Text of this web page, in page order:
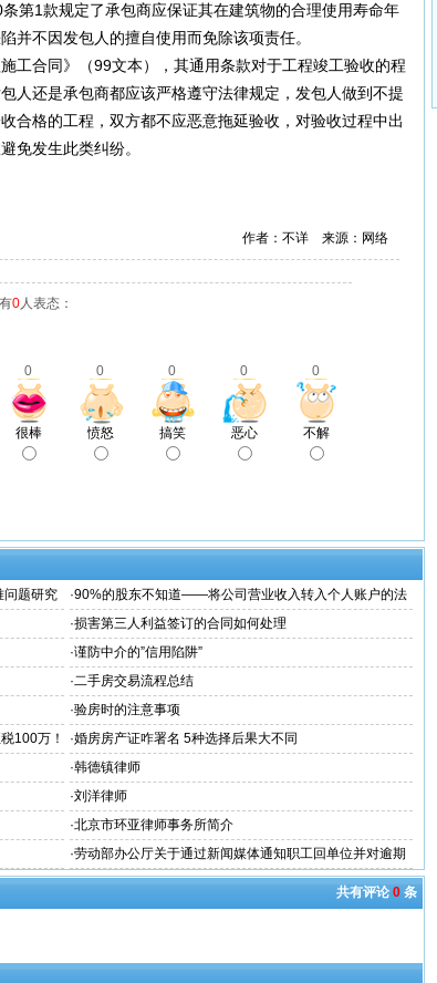
第1款规定了承包商应保证其在建筑物的合理使用寿命年
并不因发包人的擅自使用而免除该项责任。
合同》（99文本），其通用条款对于工程竣工验收的程
人还是承包商都应该严格遵守法律规定，发包人做到不提
合格的工程，双方都不应恶意拖延验收，对验收过程中出
免发生此类纠纷。
作者：不详 来源：网络
0人表态：
0 0 0 0 0
很棒 愤怒 搞笑 恶心 不解
问题研究 ·90%的股东不知道——将公司营业收入转入个人账户的法
律风险！
·损害第三人利益签订的合同如何处理
·谨防中介的”信用陷阱”
·二手房交易流程总结
·验房时的注意事项
100万！
·婚房房产证咋署名 5种选择后果大不同
·韩德镇律师
·刘洋律师
·北京市环亚律师事务所简介
·劳动部办公厅关于通过新闻媒体通知职工回单位并对逾期
不归者按自动离职或旷工处理问题的复
共有评论 0 条